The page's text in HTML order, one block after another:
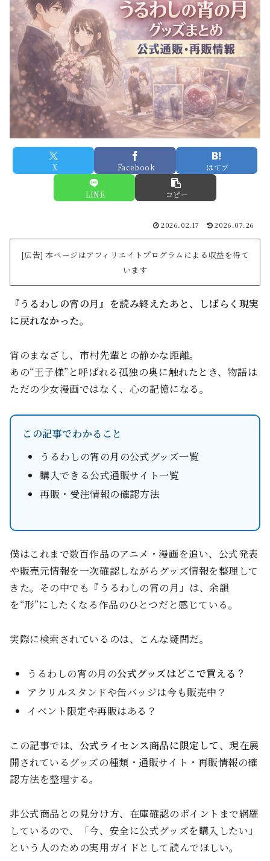
X Facebook はてブ
LINE コピー
2026.02.17 2026.07.26
[広告] 本ページはアフィリエイトプログラムによる収益を得て
います
『うるわしの宵の月』を読み終えたあと、しばらく現実
に戻れなかった。
宵のまなざし、市村先輩との静かな距離。
あの“王子様”と呼ばれる孤独の奥に触れたとき、物語は
ただの少女漫画ではなく、心の記憶になる。
この記事でわかること
うるわしの宵の月の公式グッズ一覧
購入できる公式通販サイト一覧
再販・受注情報の確認方法
僕はこれまで数百作品のアニメ・漫画を追い、公式発表
や販売元情報を一次確認しながらグッズ情報を整理して
きた。その中でも『うるわしの宵の月』は、余韻
を“形”にしたくなる作品のひとつだと感じている。
実際に検索されているのは、こんな疑問だ。
うるわしの宵の月の公式グッズはどこで買える？
アクリルスタンドや缶バッジは今も販売中？
イベント限定や再販はある？
この記事では、 公式ライセンス商品に限定して、現在展
開されているグッズの種類・通販サイト・再販情報の確
認方法を整理する。
非公式商品との見分け方、在庫確認のポイントまで網羅
しているので、「今、安全に公式グッズを購入したい」
という人のための実用ガイドとして読んでほしい。